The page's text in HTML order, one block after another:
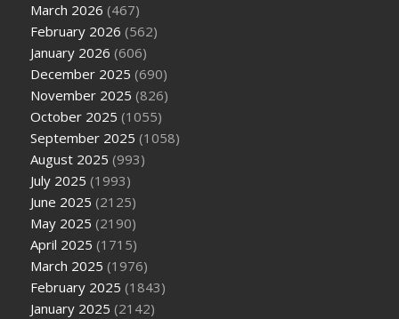
March 2026 (467)
February 2026 (562)
January 2026 (606)
December 2025 (690)
November 2025 (826)
October 2025 (1055)
September 2025 (1058)
August 2025 (993)
July 2025 (1993)
June 2025 (2125)
May 2025 (2190)
April 2025 (1715)
March 2025 (1976)
February 2025 (1843)
January 2025 (2142)